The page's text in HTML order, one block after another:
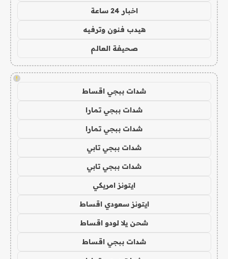
اخبار 24 ساعة
هيدب فنون وترفيه
صحيفة العالم
!
شدات ببجي اقساط
شدات ببجي تمارا
شدات ببجي تمارا
شدات ببجي تابي
شدات ببجي تابي
ايتونز امريكي
ايتونز سعودي اقساط
شحن يلا لودو اقساط
شدات ببجي اقساط